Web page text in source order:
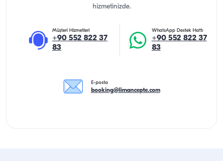
hizmetinizde.
Müşteri Hizmetleri
+90 552 822 37
83
WhatsApp Destek Hattı
+90 552 822 37
83
E-posta
booking@limancepte.com